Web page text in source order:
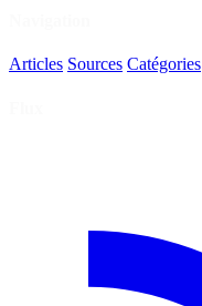
Articles Sources Catégories